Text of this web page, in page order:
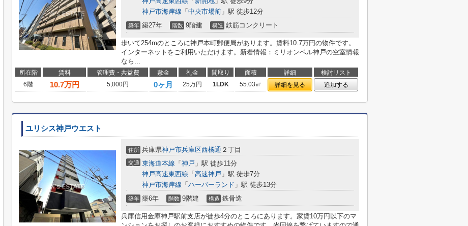
神戸市海岸線 「 中央市場前 」駅 徒歩12分
築年 築27年 階数 9階建 構造 鉄筋コンクリート
歩いて254mのところに神戸本町郵便局があります。賃料10.7万円の物件です。
インターネットをご利用いただけます。新着情報：ミリオンベル神戸の空室情報
なら...
所在階 賃料 管理費・共益費 敷金 礼金 間取り 面積 詳細
検討リスト
6階
10.7万円 5,000円 0ヶ月 25万円 1LDK 55.03㎡ 詳細を見る 追加する
ユリシス神戸ウエスト
住所 兵庫県神戸市兵庫区西橘通 ２丁目
交通 東海道本線 「 神戸 」駅 徒歩11分
神戸高速東西線 「 高速神戸 」駅 徒歩7分
神戸市海岸線 「 ハーバーランド 」駅 徒歩13分
築年 築6年 階数 9階建 構造 鉄骨造
兵庫信用金庫神戸駅前支店が徒歩4分のところにあります。家賃10万円以下のマ